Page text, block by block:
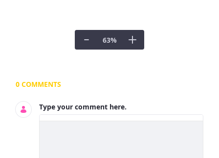
63%
Documents and Media
0 COMMENTS
Type your comment here.